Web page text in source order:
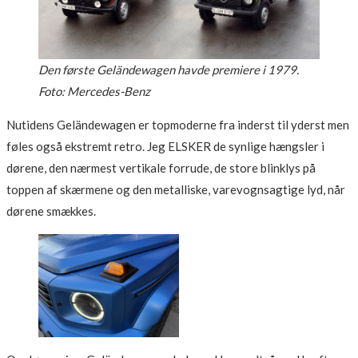
Den første Geländewagen havde premiere i 1979.
Foto: Mercedes-Benz
Nutidens Geländewagen er topmoderne fra inderst til yderst men
føles også ekstremt retro. Jeg ELSKER de synlige hængsler i
dørene, den nærmest vertikale forrude, de store blinklys på
toppen af skærmene og den metalliske, varevognsagtige lyd, når
dørene smækkes.